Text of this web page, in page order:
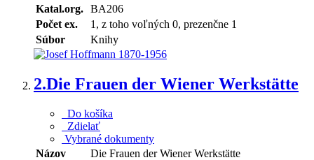
Katal.org. BA206
Počet ex.
1, z toho voľných 0, prezenčne 1
Súbor
Knihy
2.Die Frauen der Wiener Werkstätte
Do košíka
Zdielať
Vybrané dokumenty
Názov
Die Frauen der Wiener Werkstätte